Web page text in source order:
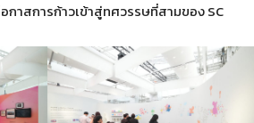
าสการก้าวเข้าสู่ทศวรรษที่สามของ SC